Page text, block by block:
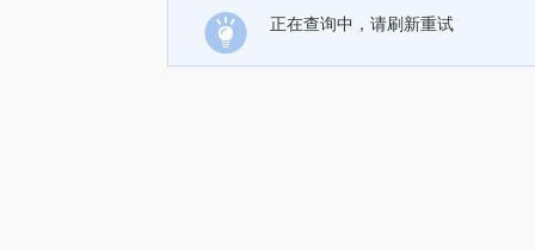
正在查询中，请刷新重试